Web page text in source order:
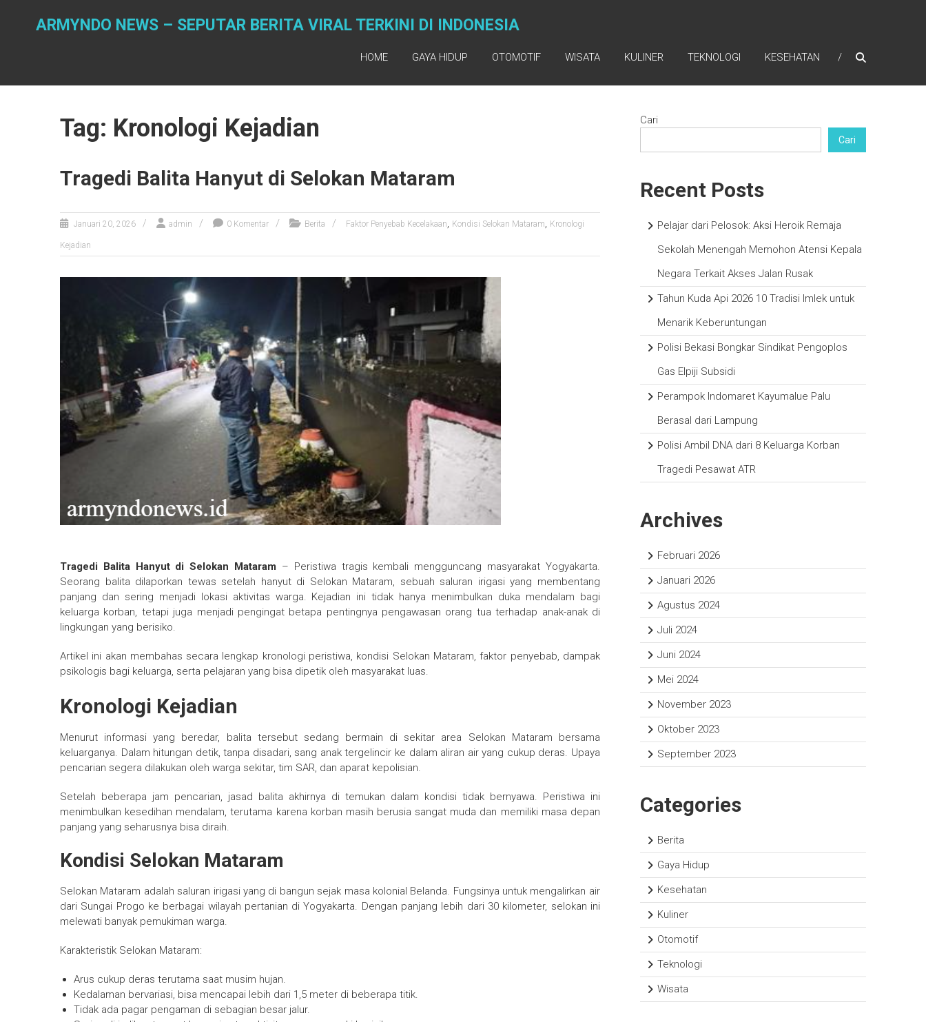
ARMYNDO NEWS – SEPUTAR BERITA VIRAL TERKINI DI INDONESIA
HOME GAYA HIDUP OTOMOTIF WISATA KULINER TEKNOLOGI KESEHATAN
Tag: Kronologi Kejadian
Tragedi Balita Hanyut di Selokan Mataram
Januari 20, 2026 admin 0 Komentar Berita Faktor Penyebab Kecelakaan, Kondisi Selokan Mataram, Kronologi
Kejadian
Tragedi Balita Hanyut di Selokan Mataram – Peristiwa tragis kembali mengguncang masyarakat Yogyakarta.
Seorang balita dilaporkan tewas setelah hanyut di Selokan Mataram, sebuah saluran irigasi yang membentang
panjang dan sering menjadi lokasi aktivitas warga. Kejadian ini tidak hanya menimbulkan duka mendalam bagi
keluarga korban, tetapi juga menjadi pengingat betapa pentingnya pengawasan orang tua terhadap anak-anak di
lingkungan yang berisiko.
Artikel ini akan membahas secara lengkap kronologi peristiwa, kondisi Selokan Mataram, faktor penyebab, dampak
psikologis bagi keluarga, serta pelajaran yang bisa dipetik oleh masyarakat luas.
Kronologi Kejadian
Menurut informasi yang beredar, balita tersebut sedang bermain di sekitar area Selokan Mataram bersama
keluarganya. Dalam hitungan detik, tanpa disadari, sang anak tergelincir ke dalam aliran air yang cukup deras. Upaya
pencarian segera dilakukan oleh warga sekitar, tim SAR, dan aparat kepolisian.
Setelah beberapa jam pencarian, jasad balita akhirnya di temukan dalam kondisi tidak bernyawa. Peristiwa ini
menimbulkan kesedihan mendalam, terutama karena korban masih berusia sangat muda dan memiliki masa depan
panjang yang seharusnya bisa diraih.
Kondisi Selokan Mataram
Selokan Mataram adalah saluran irigasi yang di bangun sejak masa kolonial Belanda. Fungsinya untuk mengalirkan air
dari Sungai Progo ke berbagai wilayah pertanian di Yogyakarta. Dengan panjang lebih dari 30 kilometer, selokan ini
melewati banyak pemukiman warga.
Karakteristik Selokan Mataram:
Arus cukup deras terutama saat musim hujan.
Kedalaman bervariasi, bisa mencapai lebih dari 1,5 meter di beberapa titik.
Tidak ada pagar pengaman di sebagian besar jalur.
Cari
Cari
Recent Posts
Pelajar dari Pelosok: Aksi Heroik Remaja
Sekolah Menengah Memohon Atensi Kepala
Negara Terkait Akses Jalan Rusak
Tahun Kuda Api 2026 10 Tradisi Imlek untuk
Menarik Keberuntungan
Polisi Bekasi Bongkar Sindikat Pengoplos
Gas Elpiji Subsidi
Perampok Indomaret Kayumalue Palu
Berasal dari Lampung
Polisi Ambil DNA dari 8 Keluarga Korban
Tragedi Pesawat ATR
Archives
Februari 2026
Januari 2026
Agustus 2024
Juli 2024
Juni 2024
Mei 2024
November 2023
Oktober 2023
September 2023
Categories
Berita
Gaya Hidup
Kesehatan
Kuliner
Otomotif
Teknologi
Wisata